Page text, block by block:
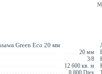
Green Eco 20 мм
20 мм
3/8
12 600 кв. м